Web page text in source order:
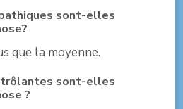
sont-elles
que la moyenne.
sont-elles
?